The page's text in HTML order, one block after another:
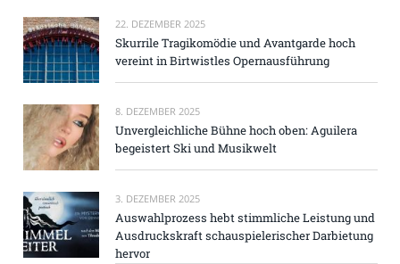
22. DEZEMBER 2025
Skurrile Tragikomödie und Avantgarde hoch
vereint in Birtwistles Opernausführung
8. DEZEMBER 2025
Unvergleichliche Bühne hoch oben: Aguilera
begeistert Ski und Musikwelt
3. DEZEMBER 2025
Auswahlprozess hebt stimmliche Leistung und
Ausdruckskraft schauspielerischer Darbietung
hervor